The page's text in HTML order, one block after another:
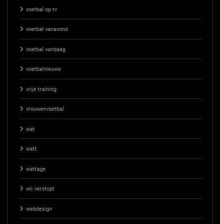
voetbal op tv
voetbal vanavond
voetbal vandaag
voetbalnieuws
vrije training
vrouwenvoetbal
wat
watt
wattage
wc verstopt
webdesign